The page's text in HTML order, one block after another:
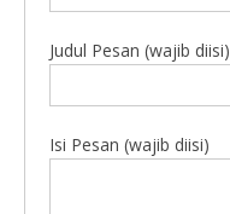
Judul Pesan (wajib diisi)
Isi Pesan (wajib diisi)